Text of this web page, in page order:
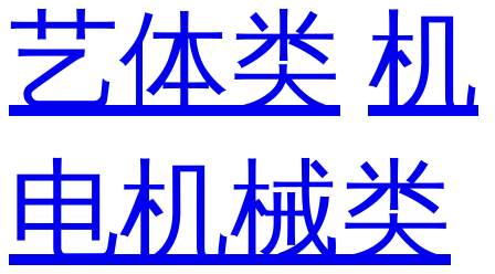
艺体类 机
电机械类